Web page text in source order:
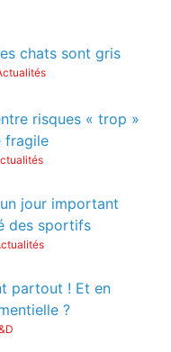
chats sont gris
risques « trop »
fragile
jour important
des sportifs
partout ! Et en
?